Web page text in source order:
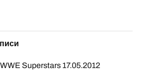
WWE Superstars 17.05.2012